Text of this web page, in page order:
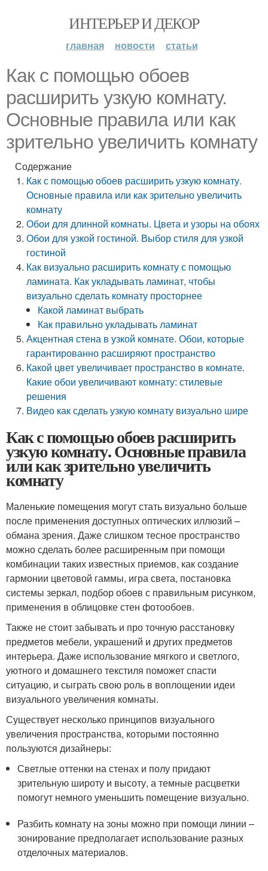
ИНТЕРЬЕР И ДЕКОР
главная новости статьи
Как с помощью обоев
расширить узкую комнату.
Основные правила или как
зрительно увеличить комнату
Содержание
Как с помощью обоев расширить узкую комнату.
Основные правила или как зрительно увеличить
комнату
Обои для длинной комнаты. Цвета и узоры на обоях
Обои для узкой гостиной. Выбор стиля для узкой
гостиной
Как визуально расширить комнату с помощью
ламината. Как укладывать ламинат, чтобы
визуально сделать комнату просторнее
Какой ламинат выбрать
Как правильно укладывать ламинат
Акцентная стена в узкой комнате. Обои, которые
гарантированно расширяют пространство
Какой цвет увеличивает пространство в комнате.
Какие обои увеличивают комнату: стилевые
решения
Видео как сделать узкую комнату визуально шире
Как с помощью обоев расширить
узкую комнату. Основные правила
или как зрительно увеличить
комнату
Маленькие помещения могут стать визуально больше
после применения доступных оптических иллюзий –
обмана зрения. Даже слишком тесное пространство
можно сделать более расширенным при помощи
комбинации таких известных приемов, как создание
гармонии цветовой гаммы, игра света, постановка
системы зеркал, подбор обоев с правильным рисунком,
применения в облицовке стен фотообоев.
Также не стоит забывать и про точную расстановку
предметов мебели, украшений и других предметов
интерьера. Даже использование мягкого и светлого,
уютного и домашнего текстиля поможет спасти
ситуацию, и сыграть свою роль в воплощении идеи
визуального увеличения комнаты.
Существует несколько принципов визуального
увеличения пространства, которыми постоянно
пользуются дизайнеры:
Светлые оттенки на стенах и полу придают
зрительную широту и высоту, а темные расцветки
помогут немного уменьшить помещение визуально.
Разбить комнату на зоны можно при помощи линии –
зонирование предполагает использование разных
отделочных материалов.